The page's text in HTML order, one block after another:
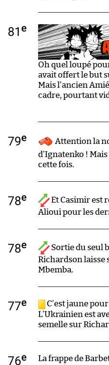
81 e
Oh quel loupé
avait offert le but
Mais l’ancien
cadre, pourtant
79e
Attention la
d’Ignatenko !
cette fois.
78e
Et Casimir est
Alioui pour les
78e
Sortie du seul
Richardson laisse
Mbemba.
77e
C’est jaune
L’Ukrainien est
semelle sur
76e
La frappe de